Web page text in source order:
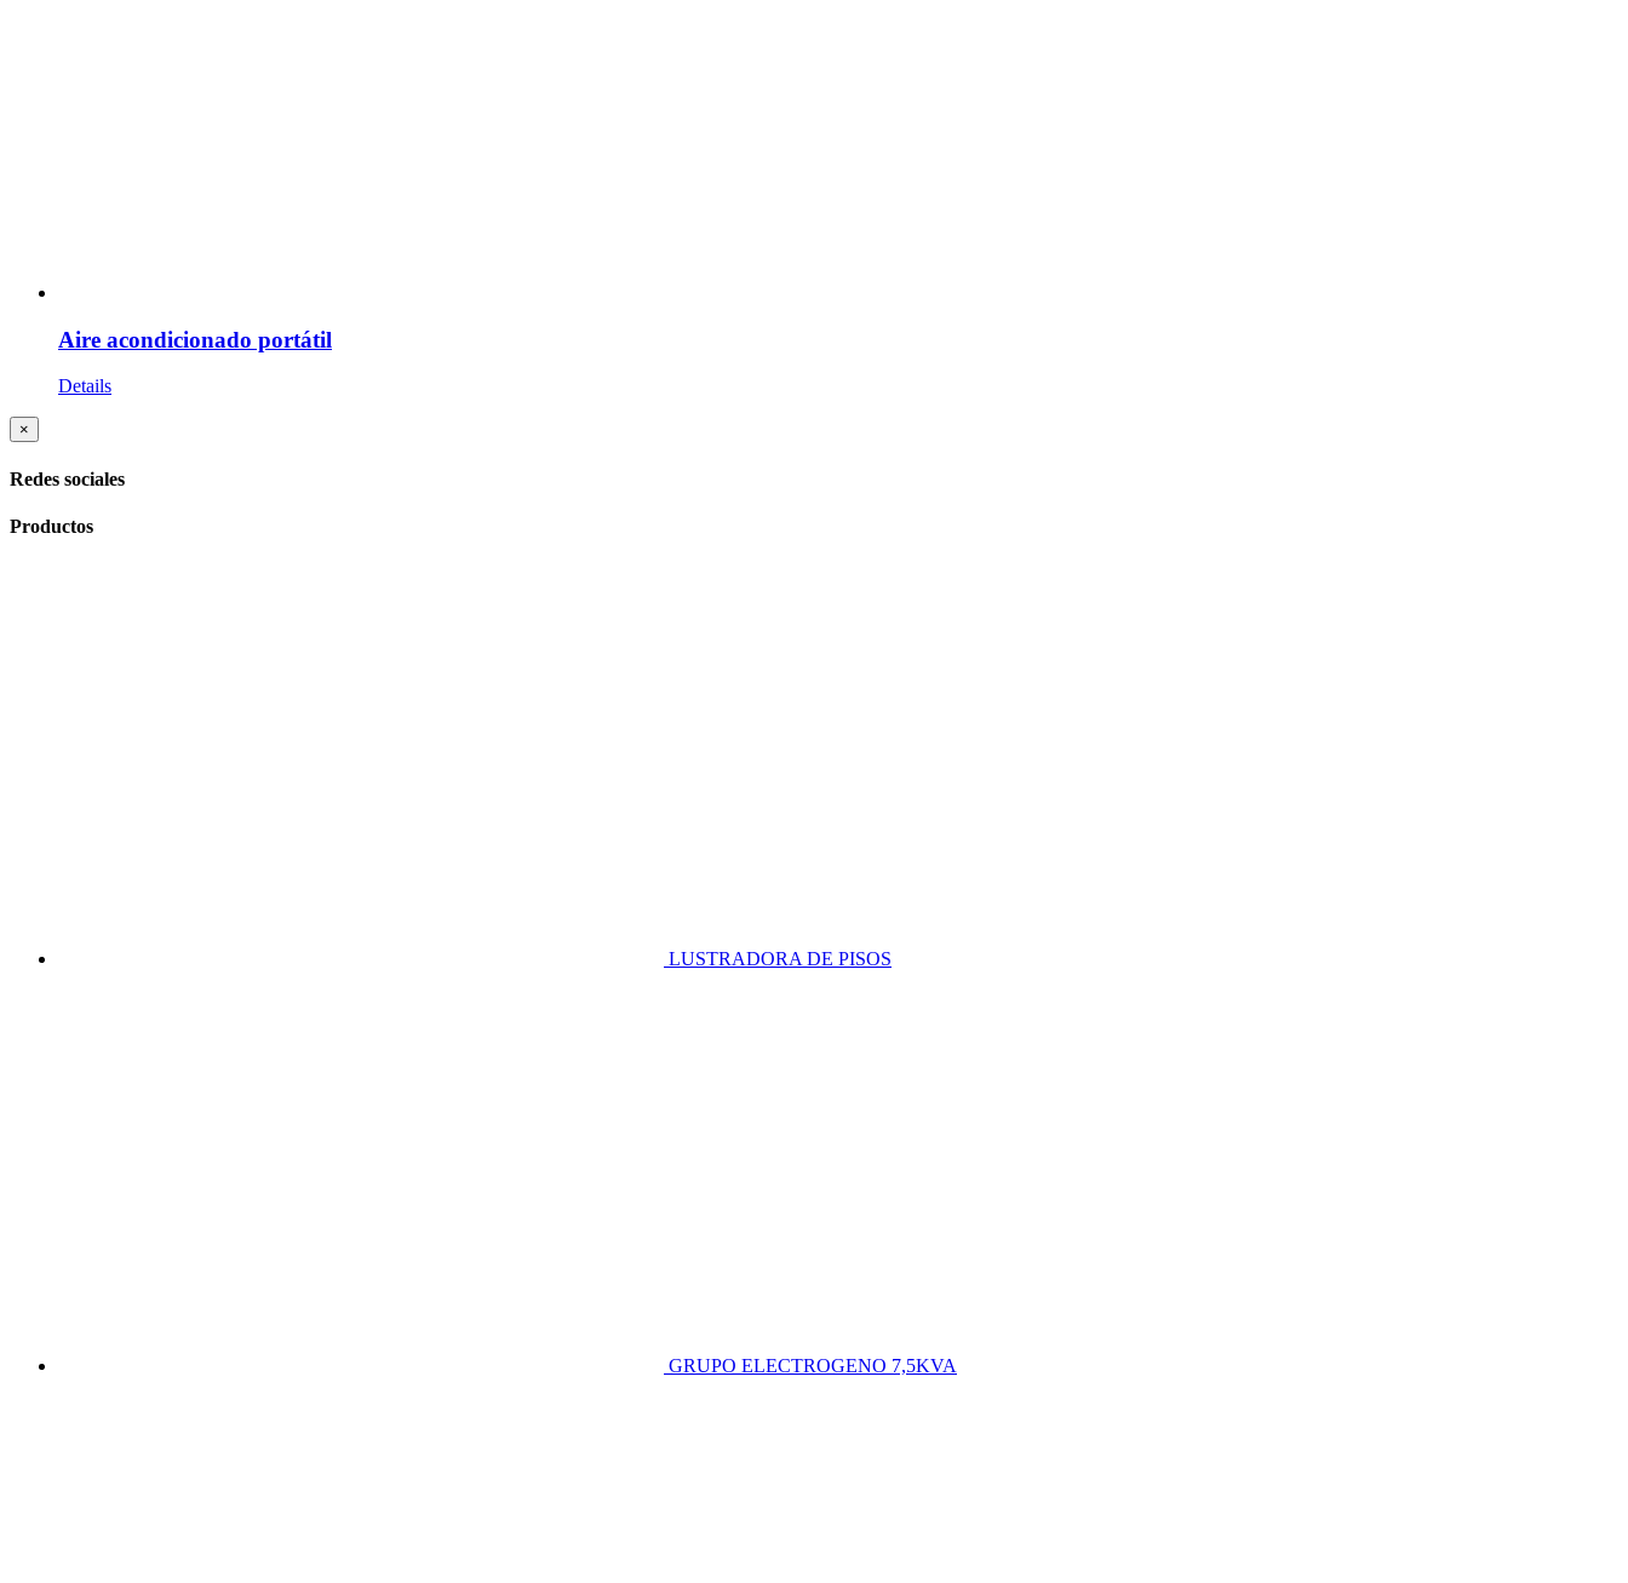
Aire acondicionado portátil
Details
Close
product
view
×
Redes sociales
Productos
LUSTRADORA DE PISOS
GRUPO ELECTROGENO 7,5KVA